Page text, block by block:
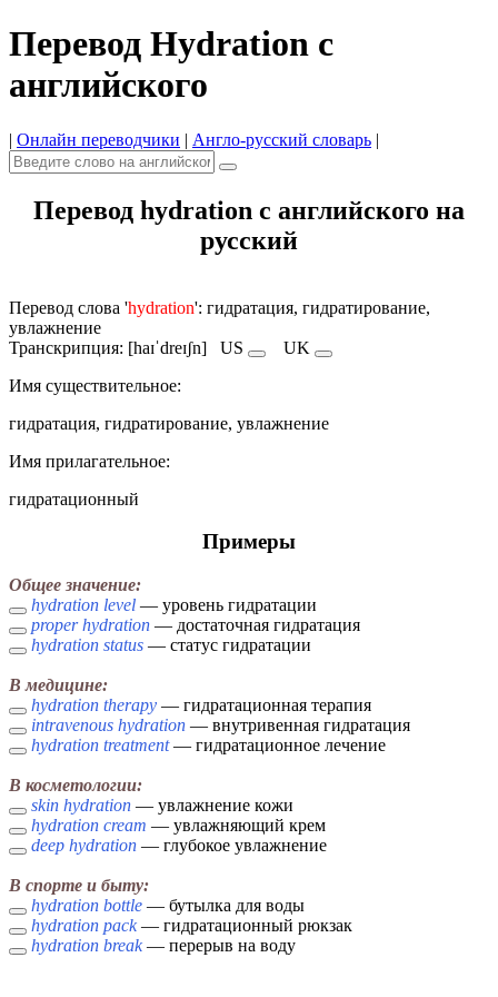
Перевод Hydration с
английского
| Онлайн переводчики | Англо-русский словарь |
Перевод hydration с английского на
русский
Перевод слова 'hydration': гидратация, гидратирование,
увлажнение
Транскрипция: [haɪˈdreɪʃn] US
UK
Имя существительное:
гидратация, гидратирование, увлажнение
Имя прилагательное:
гидратационный
Примеры
Общее значение:
hydration level — уровень гидратации
proper hydration — достаточная гидратация
hydration status — статус гидратации
В медицине:
hydration therapy — гидратационная терапия
intravenous hydration — внутривенная гидратация
hydration treatment— гидратационное лечение
В косметологии:
skin hydration — увлажнение кожи
hydration cream — увлажняющий крем
deep hydration — глубокое увлажнение
В спорте и быту:
hydration bottle — бутылка для воды
hydration pack— гидратационный рюкзак
hydration break— перерыв на воду